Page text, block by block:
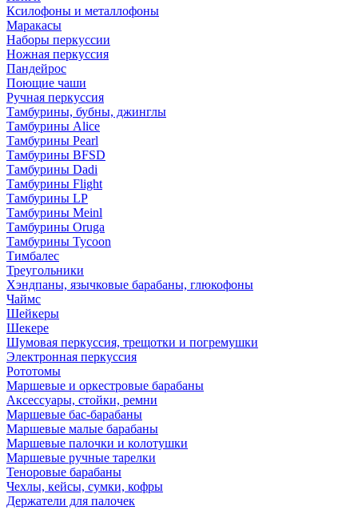
Ксилофоны и металлофоны
Маракасы
Наборы перкуссии
Ножная перкуссия
Пандейрос
Поющие чаши
Ручная перкуссия
Тамбурины, бубны, джинглы
Тамбурины Alice
Тамбурины Pearl
Тамбурины BFSD
Тамбурины Dadi
Тамбурины Flight
Тамбурины LP
Тамбурины Meinl
Тамбурины Oruga
Тамбурины Tycoon
Тимбалес
Треугольники
Хэндпаны, язычковые барабаны, глюкофоны
Чаймс
Шейкеры
Шекере
Шумовая перкуссия, трещотки и погремушки
Электронная перкуссия
Рототомы
Маршевые и оркестровые барабаны
Аксессуары, стойки, ремни
Маршевые бас-барабаны
Маршевые малые барабаны
Маршевые палочки и колотушки
Маршевые ручные тарелки
Теноровые барабаны
Чехлы, кейсы, сумки, кофры
Держатели для палочек